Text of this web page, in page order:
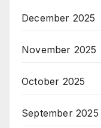
December 2025
November 2025
October 2025
September 2025